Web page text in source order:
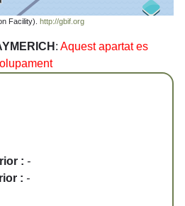
Facility). http://gbif.org
: Aquest apartat es
: -
: -